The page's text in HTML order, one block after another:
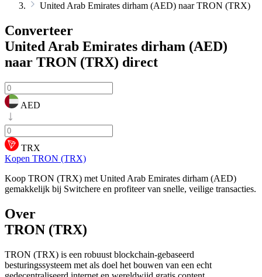
United Arab Emirates dirham (AED) naar TRON (TRX)
Converteer
United Arab Emirates dirham (AED)
naar TRON (TRX) direct
AED
TRX
Kopen TRON (TRX)
Koop TRON (TRX) met United Arab Emirates dirham (AED)
gemakkelijk bij Switchere en profiteer van snelle, veilige transacties.
Over
TRON (TRX)
TRON (TRX) is een robuust blockchain-gebaseerd
besturingssysteem met als doel het bouwen van een echt